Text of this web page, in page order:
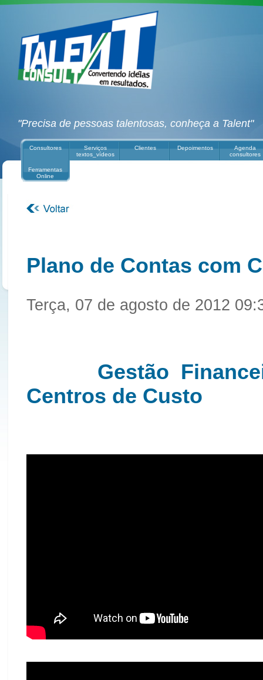
"Precisa de pessoas talentosas, conheça a Talent"
Consultores
Serviços
textos_vídeos
Clientes Depoimentos
Agenda
consultores
Ferramentas
Online
Plano de Contas com
Terça, 07 de agosto de 2012
Gestão
Centros de Custo